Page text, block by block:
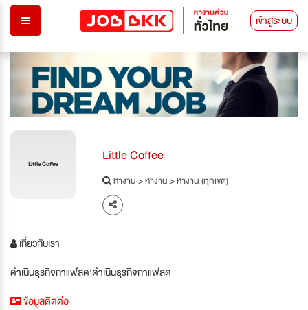
เข้าสู่ระบบ
Little Coffee Little Coffee
หางาน>หางาน>หางาน (ทุกเขต)
เกี่ยวกับเรา
ดำเนินธุรกิจกาแฟสด'ดำเนินธุรกิจกาแฟสด
ข้อมูลติดต่อ